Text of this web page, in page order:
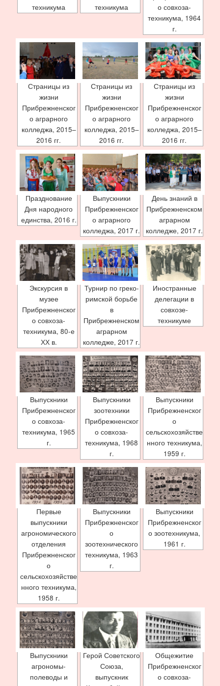
техникума
техникума
о совхоза-
техникума, 1964
г.
Страницы из
жизни
Прибрежненског
о аграрного
колледжа, 2015–
2016 гг.
Страницы из
жизни
Прибрежненског
о аграрного
колледжа, 2015–
2016 гг.
Страницы из
жизни
Прибрежненског
о аграрного
колледжа, 2015–
2016 гг.
Празднование
Дня народного
единства, 2016 г.
Выпускники
Прибрежненског
о аграрного
колледжа, 2017 г.
День знаний в
Прибрежненском
аграрном
колледже, 2017 г.
Экскурсия в
музее
Прибрежненског
о совхоза-
техникума, 80-е
ХХ в.
Турнир по греко-
римской борьбе
в
Прибрежненском
аграрном
колледже, 2017 г.
Иностранные
делегации в
совхозе-
техникуме
Выпускники
Прибрежненског
о совхоза-
техникума, 1965
г.
Выпускники
зоотехники
Прибрежненског
о совхоза-
техникума, 1968
г.
Выпускники
Прибрежненског
о
сельскохозяйстве
нного техникума,
1959 г.
Первые
выпускники
агрономического
отделения
Прибрежненског
о
сельскохозяйстве
нного техникума,
1958 г.
Выпускники
Прибрежненског
о
зоотехнического
техникума, 1963
г.
Выпускники
Прибрежненског
о зоотехникума,
1961 г.
Выпускники
агрономы-
полеводы и
Герой Советского
Союза,
выпускник
Общежитие
Прибрежненског
о совхоза-